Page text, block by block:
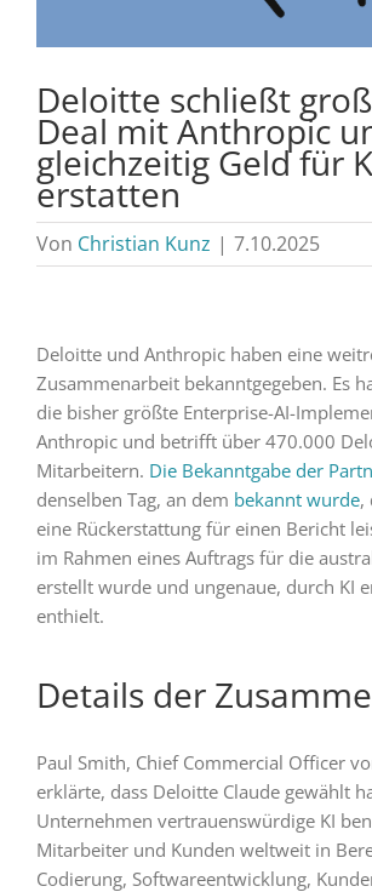
Deloitte schließt
Deal mit Anthropic
gleichzeitig Geld für
erstatten
Von Christian Kunz | 7.10.2025
Deloitte und Anthropic haben eine
Zusammenarbeit bekanntgegeben. Es
die bisher größte Enterprise-AI-
Anthropic und betrifft über 470.000
Mitarbeitern. Die Bekanntgabe der
denselben Tag, an dem bekannt wurde,
eine Rückerstattung für einen Bericht
im Rahmen eines Auftrags für die
erstellt wurde und ungenaue, durch KI
enthielt.
Details der
Paul Smith, Chief Commercial Officer
erklärte, dass Deloitte Claude gewählt
Unternehmen vertrauenswürdige KI
Mitarbeiter und Kunden weltweit in
Codierung, Softwareentwicklung,